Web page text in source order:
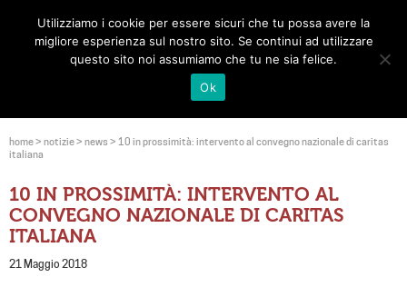
Toggle
home> notizie> news > 10 in prossimità: intervento al convegno nazionale di caritas
italiana
10 IN PROSSIMITÀ: INTERVENTO AL
CONVEGNO NAZIONALE DI CARITAS
ITALIANA
21 Maggio 2018
Utilizziamo i cookie per essere sicuri che tu possa avere la
migliore esperienza sul nostro sito. Se continui ad utilizzare
questo sito noi assumiamo che tu ne sia felice.
Ok